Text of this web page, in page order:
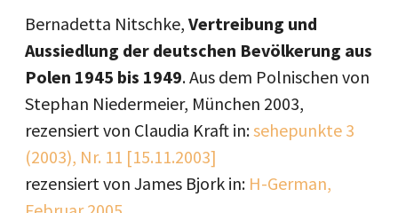
Bernadetta Nitschke, Vertreibung und
Aussiedlung der deutschen Bevölkerung aus
Polen 1945 bis 1949. Aus dem Polnischen von
Stephan Niedermeier, München 2003,
rezensiert von Claudia Kraft in:sehepunkte 3
(2003), Nr. 11 [15.11.2003]
rezensiert von James Bjork in: H-German,